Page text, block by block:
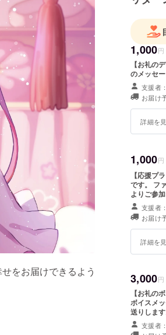
をお届けできるよう
1,000円
【お礼の
のメッセ
支援者
お届け
詳細を
1,000円
【応援プ
です。 ファン鯖にて進捗のご報告をさせていただきますので以下リンク
よりご参加をお願いい
援プラン
支援者
お届け
詳細を
3,000円
【お礼のボイスメッセー
ボイスメッセージを
送りします
支援者